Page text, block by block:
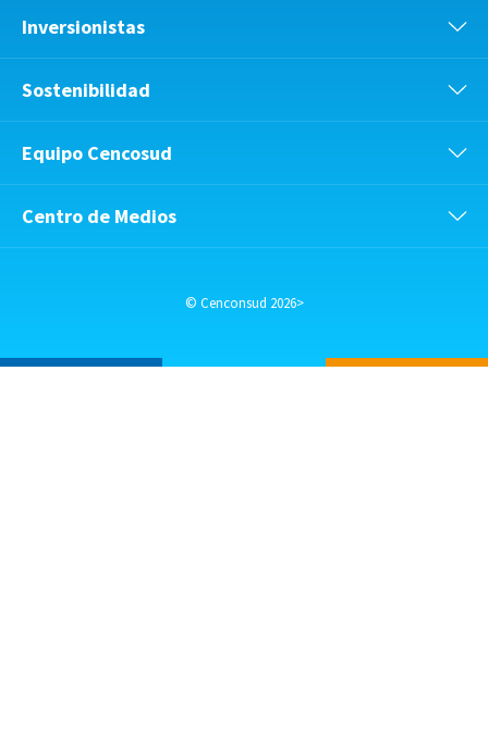
Inversionistas
Sostenibilidad
Equipo Cencosud
Centro de Medios
© Cenconsud 2026>